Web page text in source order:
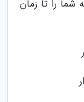
را تا زمان